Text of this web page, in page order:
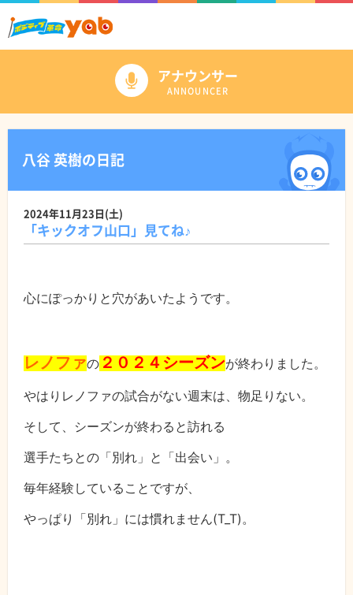
アナウンサー
ANNOUNCER
八谷 英樹の日記
2024年11月23日(土)
「キックオフ山口」見てね♪
心にぽっかりと穴があいたようです。
レノファの ２０２４シーズンが終わりました。
やはりレノファの試合がない週末は、物足りない。
そして、シーズンが終わると訪れる
選手たちとの「別れ」と「出会い」。
毎年経験していることですが、
やっぱり「別れ」には慣れません(T_T)。